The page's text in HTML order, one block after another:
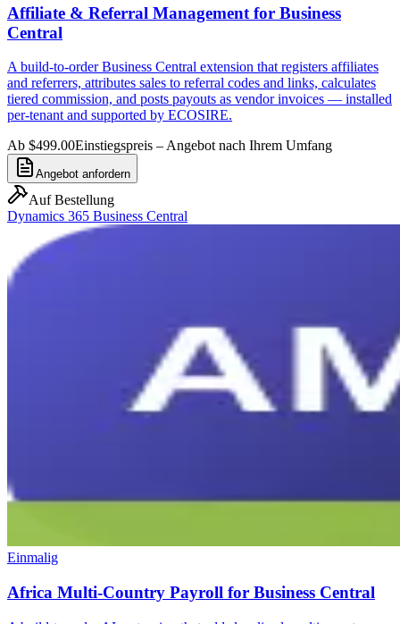
Affiliate & Referral Management for Business
Central
A build-to-order Business Central extension that registers affiliates
and referrers, attributes sales to referral codes and links, calculates
tiered commission, and posts payouts as vendor invoices — installed
per-tenant and supported by ECOSIRE.
Ab $499.00Einstiegspreis – Angebot nach Ihrem Umfang
Angebot anfordern
Auf Bestellung
Dynamics 365 Business Central
Einmalig
Africa Multi-Country Payroll for Business Central